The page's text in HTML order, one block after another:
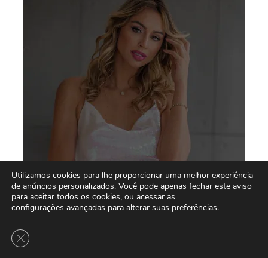
Utilizamos cookies para lhe proporcionar uma melhor experiência
de anúncios personalizados. Você pode apenas fechar este aviso
para aceitar todos os cookies, ou acessar as
configurações avançadas para alterar suas preferências.
Close GDPR Cookie Banner